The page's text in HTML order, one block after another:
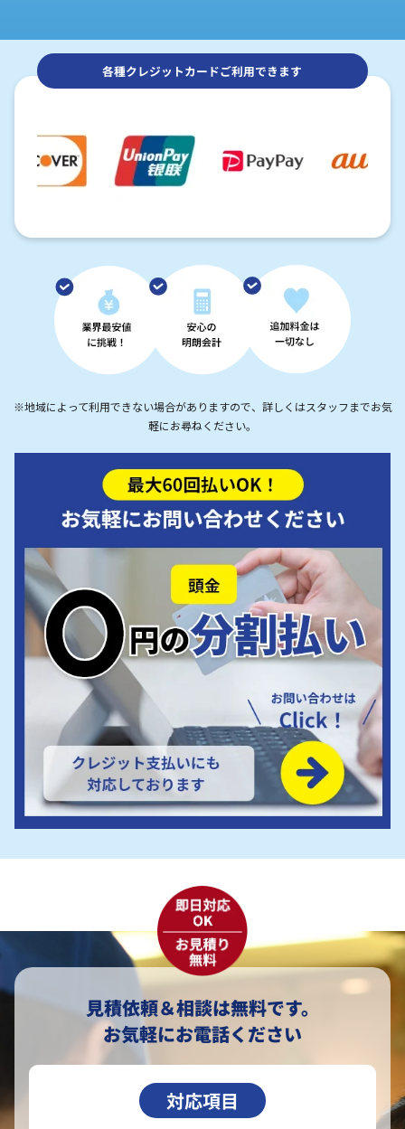
各種クレジットカードご利用できます
※地域によって利用できない場合がありますので、詳しくはスタッフまでお気
軽にお尋ねください。
見積依頼＆相談は無料です。
お気軽にお電話ください
対応項目